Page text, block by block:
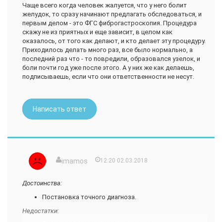
страшен черт...
Чаще всего когда человек жалуется, что у него болит
желудок, то сразу начинают предлагать обследоваться, и
первым делом - это ФГС фиброгастроскопия. Процедура
скажу не из приятных и еще зависит, в целом как
оказалось, от того как делают, и кто делает эту процедуру.
Приходилось делать много раз, все было нормально, а
последний раз что - то повредили, образовался узелок, и
боли почти год уже после этого. А у них же как делаешь,
подписываешь, если что они ответственности не несут.
Написать ответ
imamos 12:20 02.03.2018
Достоинства:
Постановка точного диагноза.
Недостатки: